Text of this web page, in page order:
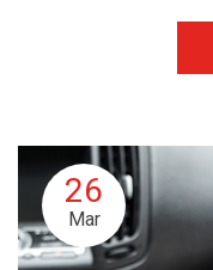
26
Mar